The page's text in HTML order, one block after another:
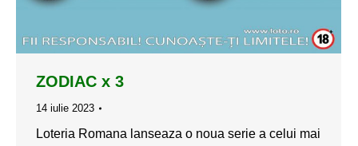
ZODIAC x 3
14 iulie 2023
Loteria Romana lanseaza o noua serie a celui mai